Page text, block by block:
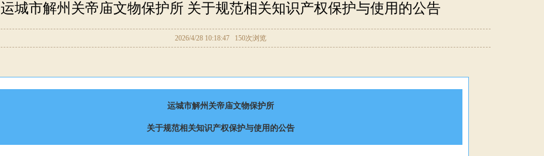
运城市解州关帝庙文物保护所 关于规范相关知识产权保护与使用的公告
2026/4/28 10:18:47 150次浏览
运城市解州关帝庙文物保护所
关于规范相关知识产权保护与使用的公告